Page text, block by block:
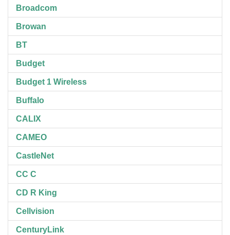
Broadcom
Browan
BT
Budget
Budget 1 Wireless
Buffalo
CALIX
CAMEO
CastleNet
CC C
CD R King
Cellvision
CenturyLink